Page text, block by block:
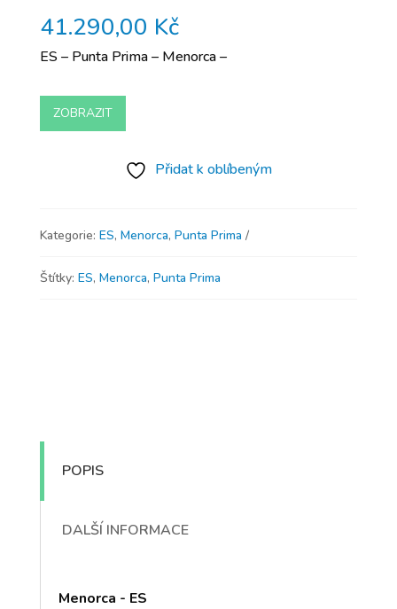
41.290,00 Kč
ES – Punta Prima – Menorca –
ZOBRAZIT
Přidat k oblíbeným
Kategorie: ES, Menorca, Punta Prima
Štítky: ES, Menorca, Punta Prima
POPIS
DALŠÍ INFORMACE
Menorca - ES